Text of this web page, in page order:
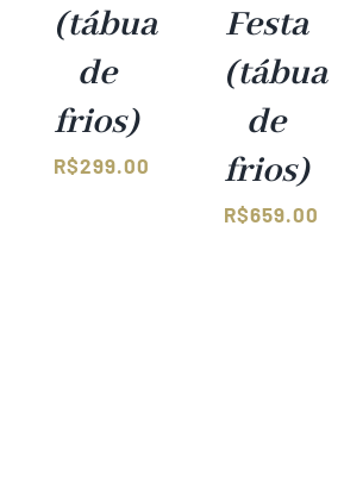
(tábua
de
frios)
R$299.00
Festa
(tábua
de
frios)
R$659.00